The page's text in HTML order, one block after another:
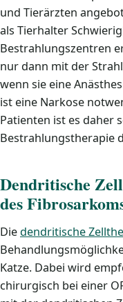
und Tierärzten
als Tierhalter
Bestrahlungszentren
nur dann mit der
wenn sie eine
ist eine Narkose
Patienten ist es daher
Bestrahlungstherapie
Dendritische
des
Diedendritische
Katze. Dabei wird
chirurgisch bei einer